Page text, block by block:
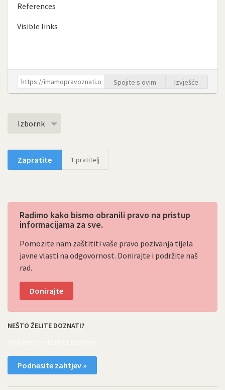
References
Visible links
Spojite s ovim Izvješće
Izbornk
Zapratite 1 pratitelj
Radimo kako bismo obranili pravo na pristup
informacijama za sve.
Pomozite nam zaštititi vaše pravo pozivanja tijela
javne vlasti na odgovornost. Donirajte i podržite naš
rad.
Donirajte
NEŠTO ŽELITE DOZNATI?
Podnesite zahtjev »